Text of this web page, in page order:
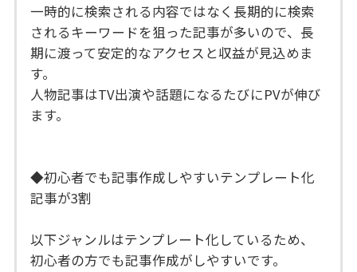
一時的に検索される内容ではなく長期的に検索
されるキーワードを狙った記事が多いので、長
期に渡って安定的なアクセスと収益が見込めま
す。
人物記事はTV出演や話題になるたびにPVが伸び
ます。
◆初心者でも記事作成しやすいテンプレート化
記事が3割
以下ジャンルはテンプレート化しているため、
初心者の方でも記事作成がしやすいです。